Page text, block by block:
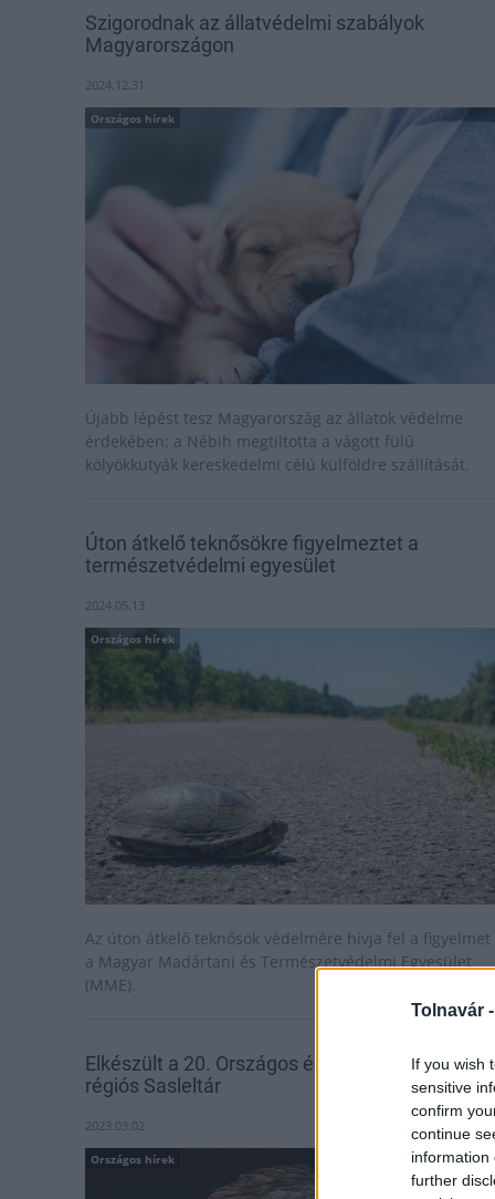
Tolnavár -
If you wish
sensitive
confirm
continue
information
further
Szigorodnak az állatvédelmi szabályok
Magyarországon
2024.12.31
Országos hírek
Újabb lépést tesz Magyarország az állatok védelme
érdekében: a Nébih megtiltotta a vágott fülű
kölyökkutyák kereskedelmi célú külföldre szállítását.
Úton átkelő teknősökre figyelmeztet a
természetvédelmi egyesület
2024.05.13
Országos hírek
Az úton átkelő teknősök védelmére hívja fel a figyelmet
a Magyar Madártani és Természetvédelmi Egyesület
(MME).
Elkészült a 20. Országos és 6. Pannon-
régiós Sasleltár
2023.03.02
Országos hírek